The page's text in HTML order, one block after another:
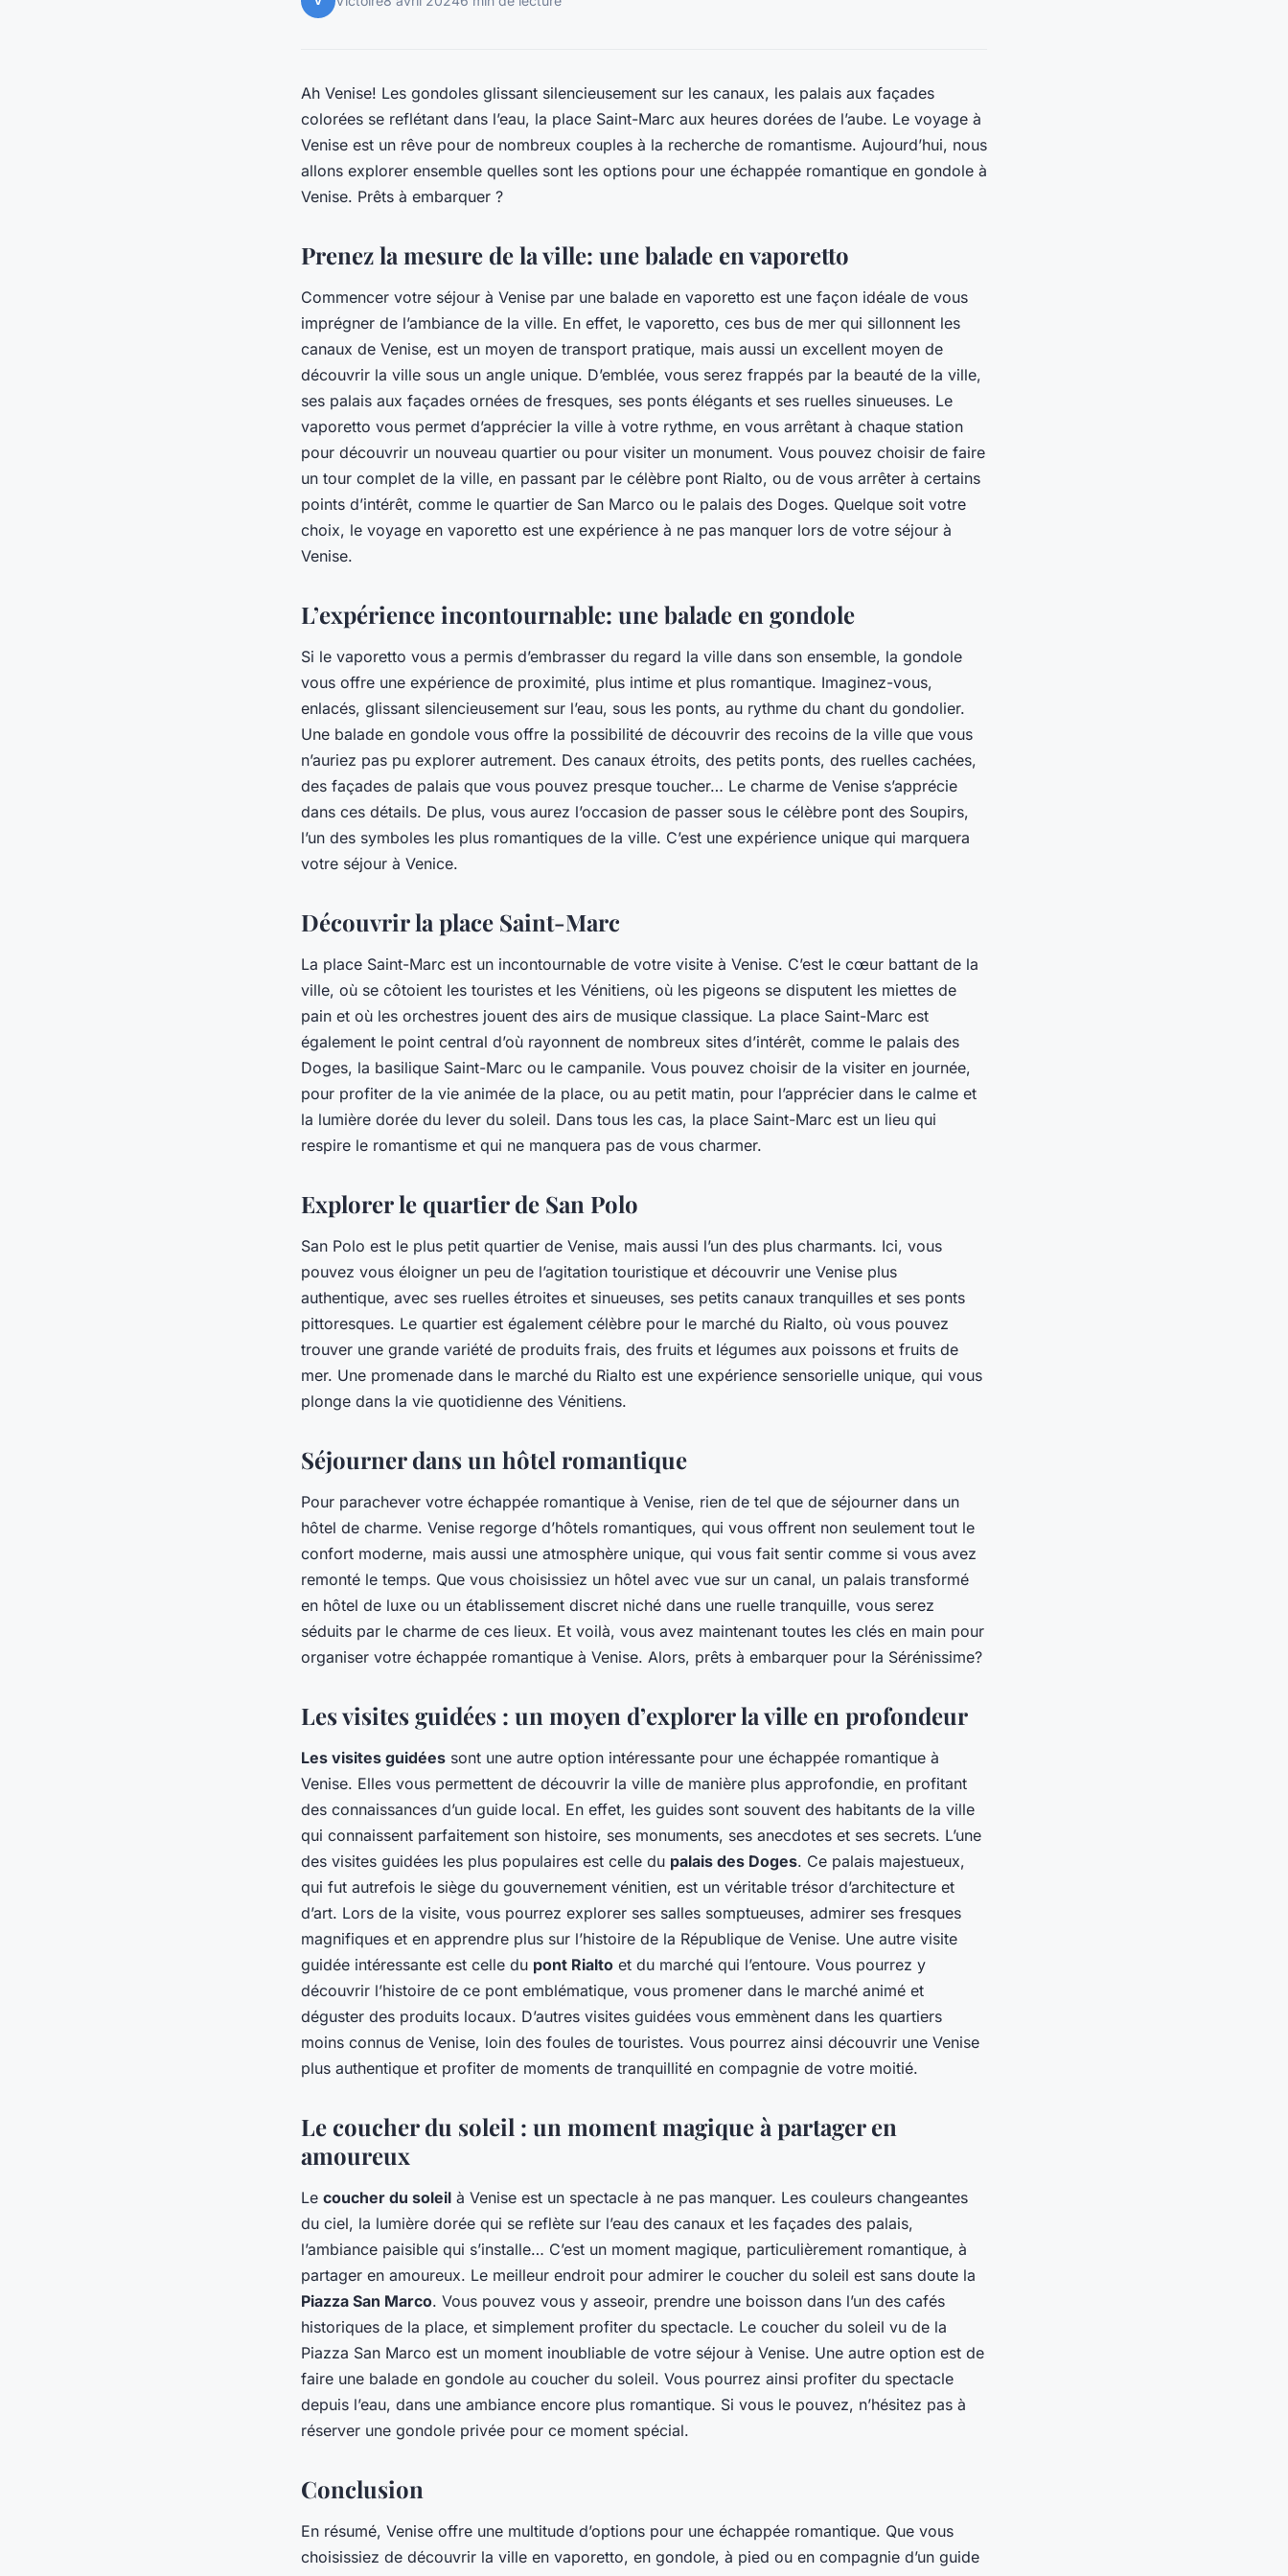
Ah Venise! Les gondoles glissant silencieusement sur les canaux, les palais aux façades
colorées se reflétant dans l’eau, la place Saint-Marc aux heures dorées de l’aube. Le voyage à
Venise est un rêve pour de nombreux couples à la recherche de romantisme. Aujourd’hui, nous
allons explorer ensemble quelles sont les options pour une échappée romantique en gondole à
Venise. Prêts à embarquer ?
Prenez la mesure de la ville: une balade en vaporetto
Commencer votre séjour à Venise par une balade en vaporetto est une façon idéale de vous
imprégner de l’ambiance de la ville. En effet, le vaporetto, ces bus de mer qui sillonnent les
canaux de Venise, est un moyen de transport pratique, mais aussi un excellent moyen de
découvrir la ville sous un angle unique. D’emblée, vous serez frappés par la beauté de la ville,
ses palais aux façades ornées de fresques, ses ponts élégants et ses ruelles sinueuses. Le
vaporetto vous permet d’apprécier la ville à votre rythme, en vous arrêtant à chaque station
pour découvrir un nouveau quartier ou pour visiter un monument. Vous pouvez choisir de faire
un tour complet de la ville, en passant par le célèbre pont Rialto, ou de vous arrêter à certains
points d’intérêt, comme le quartier de San Marco ou le palais des Doges. Quelque soit votre
choix, le voyage en vaporetto est une expérience à ne pas manquer lors de votre séjour à
Venise.
L’expérience incontournable: une balade en gondole
Si le vaporetto vous a permis d’embrasser du regard la ville dans son ensemble, la gondole
vous offre une expérience de proximité, plus intime et plus romantique. Imaginez-vous,
enlacés, glissant silencieusement sur l’eau, sous les ponts, au rythme du chant du gondolier.
Une balade en gondole vous offre la possibilité de découvrir des recoins de la ville que vous
n’auriez pas pu explorer autrement. Des canaux étroits, des petits ponts, des ruelles cachées,
des façades de palais que vous pouvez presque toucher… Le charme de Venise s’apprécie
dans ces détails. De plus, vous aurez l’occasion de passer sous le célèbre pont des Soupirs,
l’un des symboles les plus romantiques de la ville. C’est une expérience unique qui marquera
votre séjour à Venice.
Découvrir la place Saint-Marc
La place Saint-Marc est un incontournable de votre visite à Venise. C’est le cœur battant de la
ville, où se côtoient les touristes et les Vénitiens, où les pigeons se disputent les miettes de
pain et où les orchestres jouent des airs de musique classique. La place Saint-Marc est
également le point central d’où rayonnent de nombreux sites d’intérêt, comme le palais des
Doges, la basilique Saint-Marc ou le campanile. Vous pouvez choisir de la visiter en journée,
pour profiter de la vie animée de la place, ou au petit matin, pour l’apprécier dans le calme et
la lumière dorée du lever du soleil. Dans tous les cas, la place Saint-Marc est un lieu qui
respire le romantisme et qui ne manquera pas de vous charmer.
Explorer le quartier de San Polo
San Polo est le plus petit quartier de Venise, mais aussi l’un des plus charmants. Ici, vous
pouvez vous éloigner un peu de l’agitation touristique et découvrir une Venise plus
authentique, avec ses ruelles étroites et sinueuses, ses petits canaux tranquilles et ses ponts
pittoresques. Le quartier est également célèbre pour le marché du Rialto, où vous pouvez
trouver une grande variété de produits frais, des fruits et légumes aux poissons et fruits de
mer. Une promenade dans le marché du Rialto est une expérience sensorielle unique, qui vous
plonge dans la vie quotidienne des Vénitiens.
Séjourner dans un hôtel romantique
Pour parachever votre échappée romantique à Venise, rien de tel que de séjourner dans un
hôtel de charme. Venise regorge d’hôtels romantiques, qui vous offrent non seulement tout le
confort moderne, mais aussi une atmosphère unique, qui vous fait sentir comme si vous avez
remonté le temps. Que vous choisissiez un hôtel avec vue sur un canal, un palais transformé
en hôtel de luxe ou un établissement discret niché dans une ruelle tranquille, vous serez
séduits par le charme de ces lieux. Et voilà, vous avez maintenant toutes les clés en main pour
organiser votre échappée romantique à Venise. Alors, prêts à embarquer pour la Sérénissime?
Les visites guidées : un moyen d’explorer la ville en profondeur
Les visites guidées sont une autre option intéressante pour une échappée romantique à
Venise. Elles vous permettent de découvrir la ville de manière plus approfondie, en profitant
des connaissances d’un guide local. En effet, les guides sont souvent des habitants de la ville
qui connaissent parfaitement son histoire, ses monuments, ses anecdotes et ses secrets. L’une
des visites guidées les plus populaires est celle du palais des Doges. Ce palais majestueux,
qui fut autrefois le siège du gouvernement vénitien, est un véritable trésor d’architecture et
d’art. Lors de la visite, vous pourrez explorer ses salles somptueuses, admirer ses fresques
magnifiques et en apprendre plus sur l’histoire de la République de Venise. Une autre visite
guidée intéressante est celle du pont Rialto et du marché qui l’entoure. Vous pourrez y
découvrir l’histoire de ce pont emblématique, vous promener dans le marché animé et
déguster des produits locaux. D’autres visites guidées vous emmènent dans les quartiers
moins connus de Venise, loin des foules de touristes. Vous pourrez ainsi découvrir une Venise
plus authentique et profiter de moments de tranquillité en compagnie de votre moitié.
Le coucher du soleil : un moment magique à partager en
amoureux
Le coucher du soleil à Venise est un spectacle à ne pas manquer. Les couleurs changeantes
du ciel, la lumière dorée qui se reflète sur l’eau des canaux et les façades des palais,
l’ambiance paisible qui s’installe… C’est un moment magique, particulièrement romantique, à
partager en amoureux. Le meilleur endroit pour admirer le coucher du soleil est sans doute la
Piazza San Marco. Vous pouvez vous y asseoir, prendre une boisson dans l’un des cafés
historiques de la place, et simplement profiter du spectacle. Le coucher du soleil vu de la
Piazza San Marco est un moment inoubliable de votre séjour à Venise. Une autre option est de
faire une balade en gondole au coucher du soleil. Vous pourrez ainsi profiter du spectacle
depuis l’eau, dans une ambiance encore plus romantique. Si vous le pouvez, n’hésitez pas à
réserver une gondole privée pour ce moment spécial.
Conclusion
En résumé, Venise offre une multitude d’options pour une échappée romantique. Que vous
choisissiez de découvrir la ville en vaporetto, en gondole, à pied ou en compagnie d’un guide